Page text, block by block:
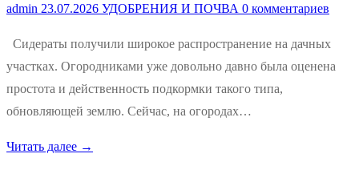
admin 23.07.2026 УДОБРЕНИЯ И ПОЧВА 0 комментариев
Сидераты получили широкое распространение на дачных
участках. Огородниками уже довольно давно была оценена
простота и действенность подкормки такого типа,
обновляющей землю. Сейчас, на огородах…
Читать далее →